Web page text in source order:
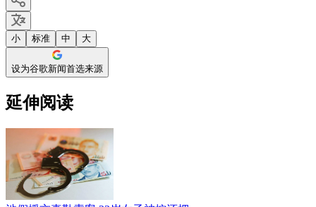
小 标准 中 大
设为谷歌新闻首选来源
延伸阅读